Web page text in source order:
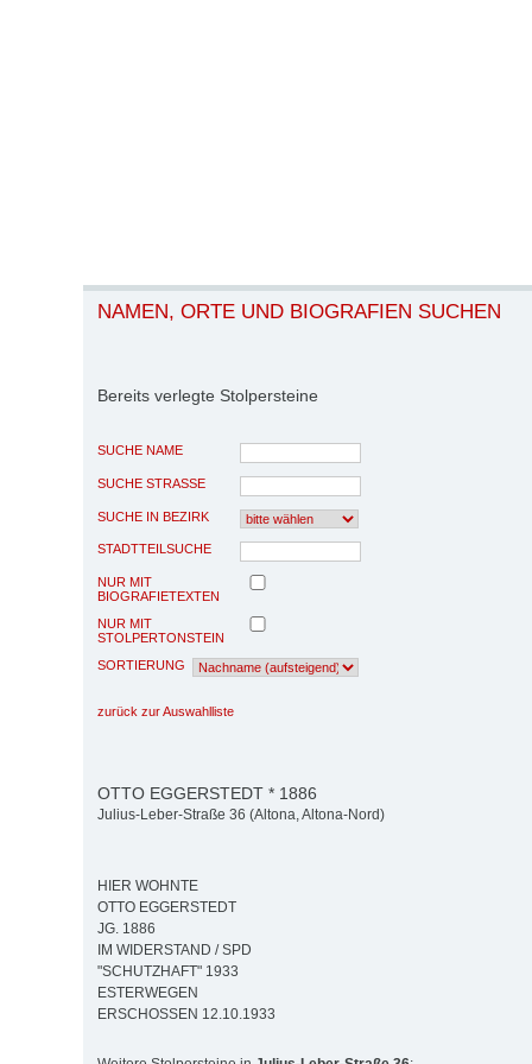
NAMEN, ORTE UND BIOGRAFIEN SUCHEN
Bereits verlegte Stolpersteine
SUCHE NAME
SUCHE STRASSE
SUCHE IN BEZIRK
STADTTEILSUCHE
NUR MIT
BIOGRAFIETEXTEN
NUR MIT
STOLPERTONSTEIN
SORTIERUNG
zurück zur Auswahlliste
OTTO EGGERSTEDT * 1886
Julius-Leber-Straße 36 (Altona, Altona-Nord)
HIER WOHNTE
OTTO EGGERSTEDT
JG. 1886
IM WIDERSTAND / SPD
"SCHUTZHAFT" 1933
ESTERWEGEN
ERSCHOSSEN 12.10.1933